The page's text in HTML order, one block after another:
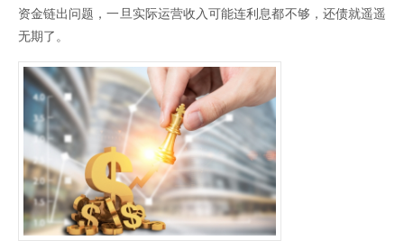
资金链出问题，一旦实际运营收入可能连利息都不够，还债就遥遥
无期了。